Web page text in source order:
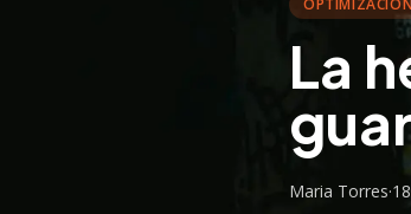
La
Maria Torres·